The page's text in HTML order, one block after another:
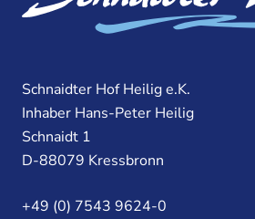
Schnaidter Hof Heilig e.K.
Inhaber Hans-Peter Heilig
Schnaidt 1
D-88079 Kressbronn
+49 (0) 7543 9624-0